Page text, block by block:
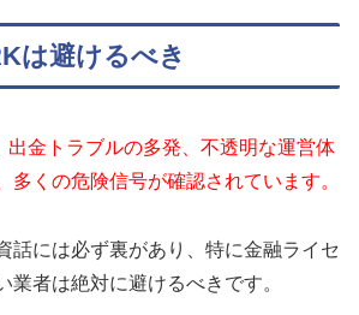
は避けるべき
出金トラブルの多発、不透明な運営体
多くの危険信号が確認されています。
話には必ず裏があり、特に金融ライセ
業者は絶対に避けるべきです。